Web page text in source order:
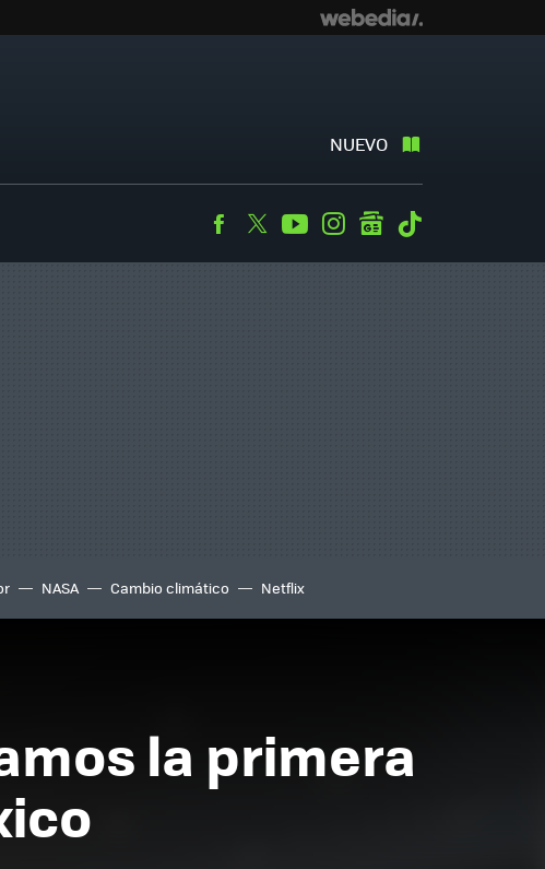
NUEVO
Facebook
TwitterYoutubeInstagramgooglenews
NASA Cambio climático Netflix
la primera